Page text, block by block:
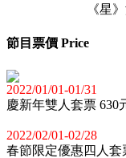
《星
節目票價 Price
2022/01/01-01/31
慶新年雙人套票 630
2022/02/01-02/28
春節限定優惠四人套